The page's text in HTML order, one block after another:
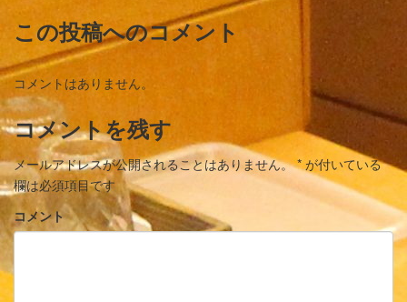
この投稿へのコメント
コメントはありません。
コメントを残す
メールアドレスが公開されることはありません。 * が付いている
欄は必須項目です
コメント